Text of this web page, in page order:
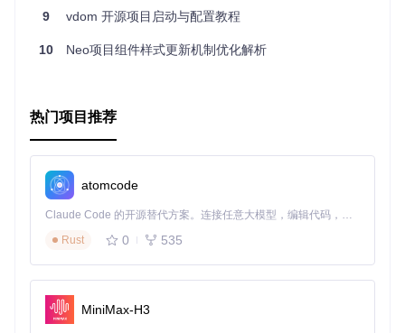
底层库，保持了原有的灵活性。
例如，对于React用户，你只需这样使用Val：
import val from
然后在你的React组件中，替换掉原来的createElement，一切
都会自动适配。
总的来说，Val是一个强大且灵活的工具，能够帮助开发者克
服跨框架集成的挑战，提升开发效率。如果你正在寻找一种方
式来简化你的前端代码并提高其可维护性，那么Val绝对值得
尝试。现在就开始使用Val，让你的项目更加得心应手吧！
9 vdom 开源项目启动与配置教程
10 Neo项目组件样式更新机制优化解析
热门项目推荐
atomcode
Claude Code 的开源替代方案。连接任意大模型，编辑代码，运行命令，自动验证 — 全自动执行。用 Rust 构建，极致性能。 ｜ An open-source alternative to Claude Code. Connect any LLM, edit code, run commands, and verify changes — autonomously. Built in Rust for speed. Get Started
Rust
0 535
MiniMax-H3